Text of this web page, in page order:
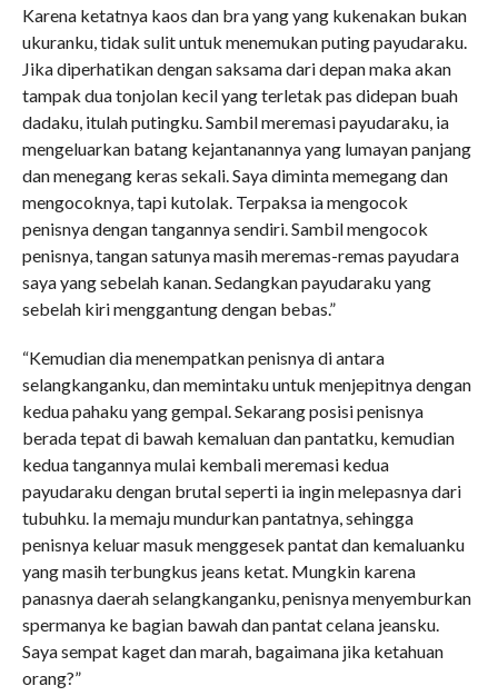
Karena ketatnya kaos dan bra yang yang kukenakan bukan
ukuranku, tidak sulit untuk menemukan puting payudaraku.
Jika diperhatikan dengan saksama dari depan maka akan
tampak dua tonjolan kecil yang terletak pas didepan buah
dadaku, itulah putingku. Sambil meremasi payudaraku, ia
mengeluarkan batang kejantanannya yang lumayan panjang
dan menegang keras sekali. Saya diminta memegang dan
mengocoknya, tapi kutolak. Terpaksa ia mengocok
penisnya dengan tangannya sendiri. Sambil mengocok
penisnya, tangan satunya masih meremas-remas payudara
saya yang sebelah kanan. Sedangkan payudaraku yang
sebelah kiri menggantung dengan bebas.”
“Kemudian dia menempatkan penisnya di antara
selangkanganku, dan memintaku untuk menjepitnya dengan
kedua pahaku yang gempal. Sekarang posisi penisnya
berada tepat di bawah kemaluan dan pantatku, kemudian
kedua tangannya mulai kembali meremasi kedua
payudaraku dengan brutal seperti ia ingin melepasnya dari
tubuhku. Ia memaju mundurkan pantatnya, sehingga
penisnya keluar masuk menggesek pantat dan kemaluanku
yang masih terbungkus jeans ketat. Mungkin karena
panasnya daerah selangkanganku, penisnya menyemburkan
spermanya ke bagian bawah dan pantat celana jeansku.
Saya sempat kaget dan marah, bagaimana jika ketahuan
orang?”